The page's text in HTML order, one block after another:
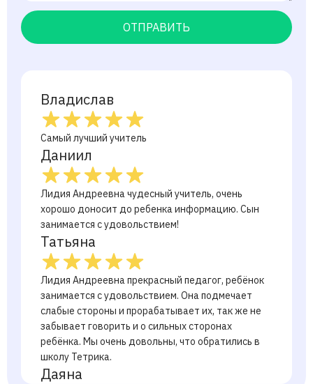
ОТПРАВИТЬ
Владислав
Самый лучший учитель
Даниил
Лидия Андреевна чудесный учитель, очень
хорошо доносит до ребенка информацию. Сын
занимается с удовольствием!
Татьяна
Лидия Андреевна прекрасный педагог, ребёнок
занимается с удовольствием. Она подмечает
слабые стороны и прорабатывает их, так же не
забывает говорить и о сильных сторонах
ребёнка. Мы очень довольны, что обратились в
школу Тетрика.
Даяна